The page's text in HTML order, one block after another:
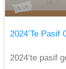
2024’te Pasif
2024’te pasif